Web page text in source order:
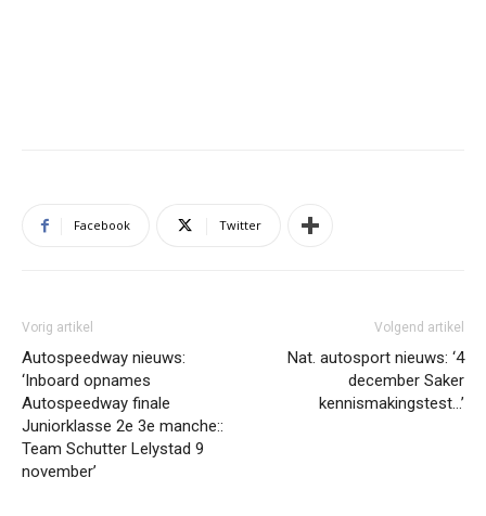
Facebook Twitter
Vorig artikel
Autospeedway nieuws:
‘Inboard opnames
Autospeedway finale
Juniorklasse 2e 3e manche::
Team Schutter Lelystad 9
november’
Volgend artikel
Nat. autosport nieuws: ‘4
december Saker
kennismakingstest…’